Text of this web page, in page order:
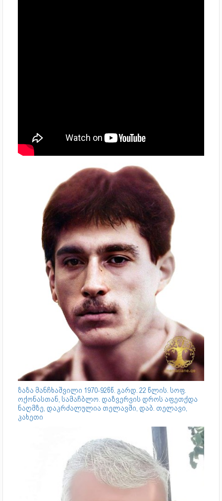
ზაზა მანჩხაშვილი 1970-92წწ. გარდ. 22 წლის. სოფ.
ოქონასთან, სამაჩბლო. დაზვერვის დროს აფეთქდა
ნაღმზე, დაკრძალულია თელავში, დაბ. თელავი,
კახეთი